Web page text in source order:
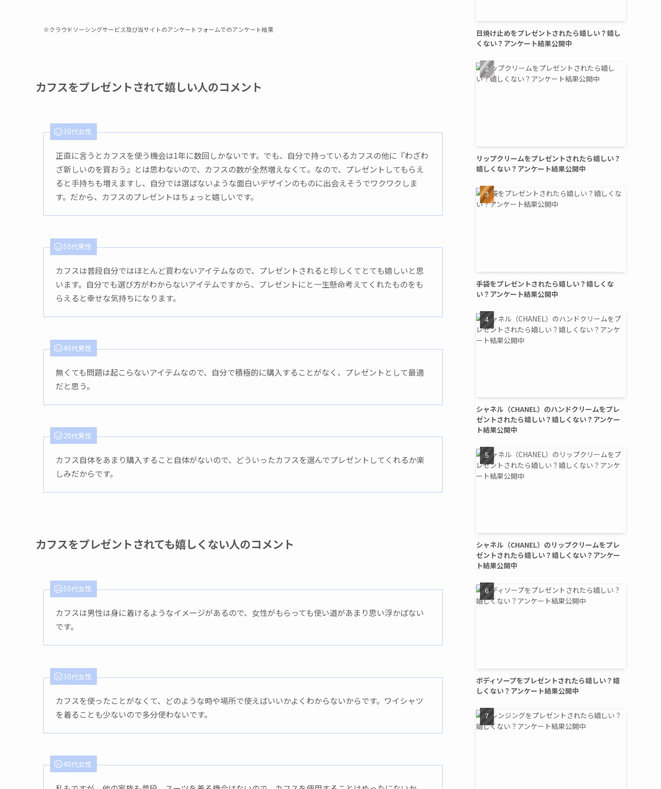
※クラウドソーシングサービス及び当サイトのアンケートフォームでのアンケート結果
カフスをプレゼントされて嬉しい人のコメント
30代女性
正直に言うとカフスを使う機会は1年に数回しかないです。でも、自分で持っているカフスの他に『わざわ
ざ新しいのを買おう』とは思わないので、カフスの数が全然増えなくて。なので、プレゼントしてもらえ
ると手持ちも増えますし、自分では選ばないような面白いデザインのものに出会えそうでワクワクしま
す。だから、カフスのプレゼントはちょっと嬉しいです。
50代男性
カフスは普段自分ではほとんど買わないアイテムなので、プレゼントされると珍しくてとても嬉しいと思
います。自分でも選び方がわからないアイテムですから、プレゼントにと一生懸命考えてくれたものをも
らえると幸せな気持ちになります。
40代男性
無くても問題は起こらないアイテムなので、自分で積極的に購入することがなく、プレゼントとして最適
だと思う。
20代男性
カフス自体をあまり購入すること自体がないので、どういったカフスを選んでプレゼントしてくれるか楽
しみだからです。
カフスをプレゼントされても嬉しくない人のコメント
50代女性
カフスは男性は身に着けるようなイメージがあるので、女性がもらっても使い道があまり思い浮かばない
です。
30代女性
カフスを使ったことがなくて、どのような時や場所で使えばいいかよくわからないからです。ワイシャツ
を着ることも少ないので多分使わないです。
40代女性
日焼け止めをプレゼントされたら嬉しい？嬉し
くない？アンケート結果公開中
リップクリームをプレゼントされたら嬉しい？
嬉しくない？アンケート結果公開中
手袋をプレゼントされたら嬉しい？嬉しくな
い？アンケート結果公開中
シャネル（CHANEL）のハンドクリームをプレ
ゼントされたら嬉しい？嬉しくない？アンケー
ト結果公開中
シャネル（CHANEL）のリップクリームをプレ
ゼントされたら嬉しい？嬉しくない？アンケー
ト結果公開中
ボディソープをプレゼントされたら嬉しい？嬉
しくない？アンケート結果公開中